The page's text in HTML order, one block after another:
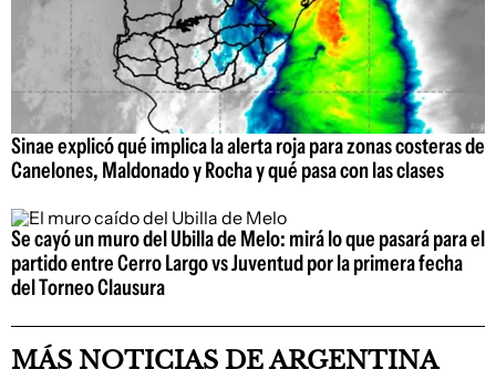
Sinae explicó qué implica la alerta roja para zonas costeras de
Canelones, Maldonado y Rocha y qué pasa con las clases
Se cayó un muro del Ubilla de Melo: mirá lo que pasará para el
partido entre Cerro Largo vs Juventud por la primera fecha
del Torneo Clausura
MÁS NOTICIAS DE ARGENTINA